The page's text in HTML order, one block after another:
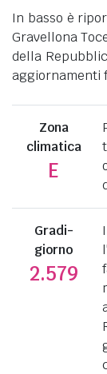
In basso è
Gravellona
della
aggiornamenti
Zona
climatica
E
Gradi-
giorno
2.579